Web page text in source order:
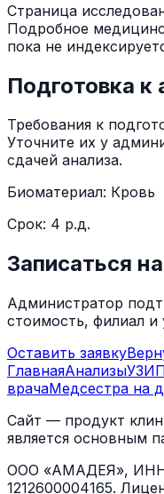
Страница
Подробное
пока не
Подготовка к
Требования к
Уточните их у
сдачей анализа.
Биоматериал: Кровь
Срок: 4 р.д.
Записаться
Администратор
стоимость, филиал и
Оставить заявку
ГлавнаяАнализыУЗИ
врачаМедсестра на
Сайт — продукт
является основным
ООО «АМАДЕЯ», ИНН
1212600004165.